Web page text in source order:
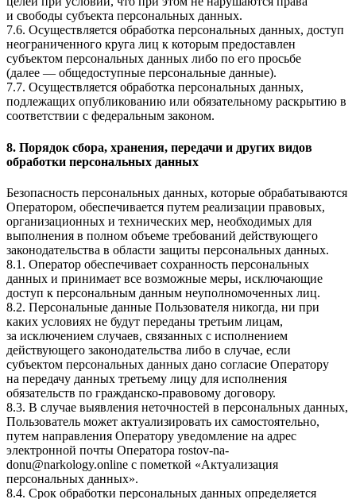
и свободы субъекта персональных данных.
7.6. Осуществляется обработка персональных данных, доступ
неограниченного круга лиц к которым предоставлен
субъектом персональных данных либо по его просьбе
(далее — общедоступные персональные данные).
7.7. Осуществляется обработка персональных данных,
подлежащих опубликованию или обязательному раскрытию в
соответствии с федеральным законом.
8. Порядок сбора, хранения, передачи и других видов
обработки персональных данных
Безопасность персональных данных, которые обрабатываются
Оператором, обеспечивается путем реализации правовых,
организационных и технических мер, необходимых для
выполнения в полном объеме требований действующего
законодательства в области защиты персональных данных.
8.1. Оператор обеспечивает сохранность персональных
данных и принимает все возможные меры, исключающие
доступ к персональным данным неуполномоченных лиц.
8.2. Персональные данные Пользователя никогда, ни при
каких условиях не будут переданы третьим лицам,
за исключением случаев, связанных с исполнением
действующего законодательства либо в случае, если
субъектом персональных данных дано согласие Оператору
на передачу данных третьему лицу для исполнения
обязательств по гражданско-правовому договору.
8.3. В случае выявления неточностей в персональных данных,
Пользователь может актуализировать их самостоятельно,
путем направления Оператору уведомление на адрес
электронной почты Оператора rostov-na-
donu@narkology.online с пометкой «Актуализация
персональных данных».
8.4. Срок обработки персональных данных определяется